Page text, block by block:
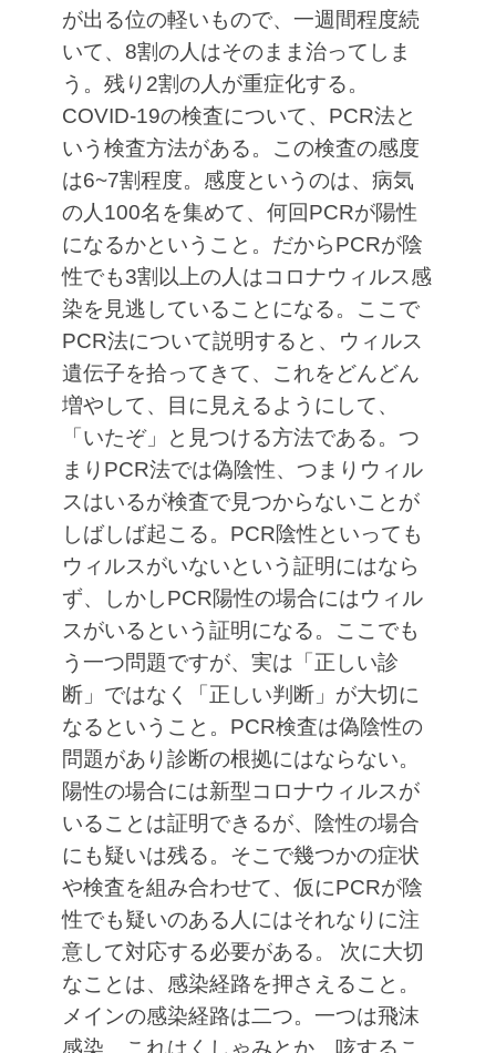
が出る位の軽いもので、一週間程度続
いて、8割の人はそのまま治ってしま
う。残り2割の人が重症化する。
COVID-19の検査について、PCR法と
いう検査方法がある。この検査の感度
は6~7割程度。感度というのは、病気
の人100名を集めて、何回PCRが陽性
になるかということ。だからPCRが陰
性でも3割以上の人はコロナウィルス感
染を見逃していることになる。ここで
PCR法について説明すると、ウィルス
遺伝子を拾ってきて、これをどんどん
増やして、目に見えるようにして、
「いたぞ」と見つける方法である。つ
まりPCR法では偽陰性、つまりウィル
スはいるが検査で見つからないことが
しばしば起こる。PCR陰性といっても
ウィルスがいないという証明にはなら
ず、しかしPCR陽性の場合にはウィル
スがいるという証明になる。ここでも
う一つ問題ですが、実は「正しい診
断」ではなく「正しい判断」が大切に
なるということ。PCR検査は偽陰性の
問題があり診断の根拠にはならない。
陽性の場合には新型コロナウィルスが
いることは証明できるが、陰性の場合
にも疑いは残る。そこで幾つかの症状
や検査を組み合わせて、仮にPCRが陰
性でも疑いのある人にはそれなりに注
意して対応する必要がある。
次に大切
なことは、感染経路を押さえること。
メインの感染経路は二つ。一つは飛沫
感染、これはくしゃみとか、咳するこ